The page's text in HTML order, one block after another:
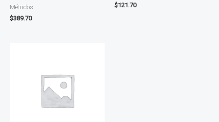
Métodos
$389.70
$121.70